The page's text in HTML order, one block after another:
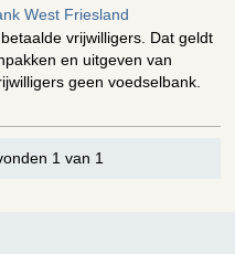
West Friesland
vrijwilligers. Dat geldt
en uitgeven van
geen voedselbank.
1 van 1